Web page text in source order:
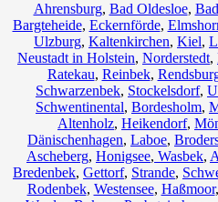
Ahrensburg, Bad Oldesloe,
Bargteheide, Eckernförde,
Ulzburg, Kaltenkirchen, Kiel,
Neustadt in Holstein, Norderstedt,
Ratekau, Reinbek,
Schwarzenbek, Stockelsdorf,
Schwentinental, Bordesholm,
Altenholz, Heikendorf,
Dänischenhagen, Laboe,
Ascheberg, Honigsee, Wasbek,
Bredenbek, Gettorf, Strande,
Rodenbek, Westensee, Haßmoor,